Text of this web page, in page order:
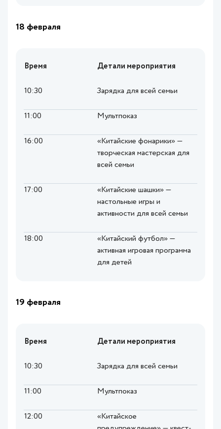
18 февраля
Время Детали мероприятия
10:30 Зарядка для всей семьи
11:00 Мультпоказ
16:00
«Китайские фонарики» —
творческая мастерская для
всей семьи
17:00
«Китайские шашки» —
настольные игры и
активности для всей семьи
18:00
«Китайский футбол» —
активная игровая программа
для детей
19 февраля
Время Детали мероприятия
10:30 Зарядка для всей семьи
11:00 Мультпоказ
12:00
«Китайское